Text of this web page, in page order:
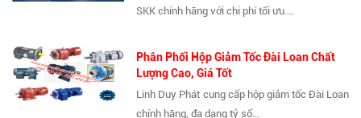
SKK chính hãng với chi phí tối ưu....
Phân Phối Hộp Giảm Tốc Đài Loan Chất
Lượng Cao, Giá Tốt
Linh Duy Phát cung cấp hộp giảm tốc Đài Loan
chính hãng, đa dạng tỷ số...